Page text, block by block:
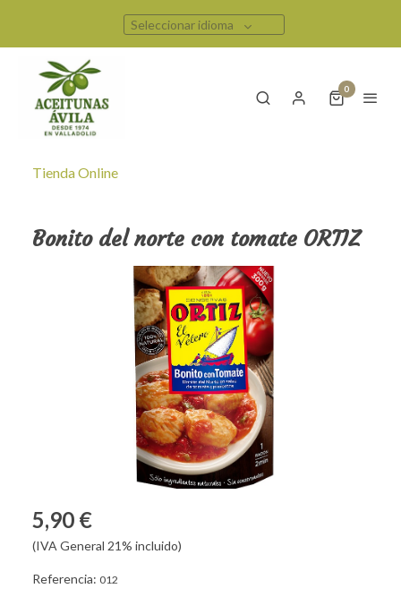
Seleccionar idioma
0
Tienda Online
Bonito del norte con tomate ORTIZ
5,90 €
(IVA General 21% incluido)
Referencia: 012